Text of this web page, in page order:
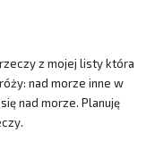
z mojej listy która
nad morze inne w
nad morze. Planuję